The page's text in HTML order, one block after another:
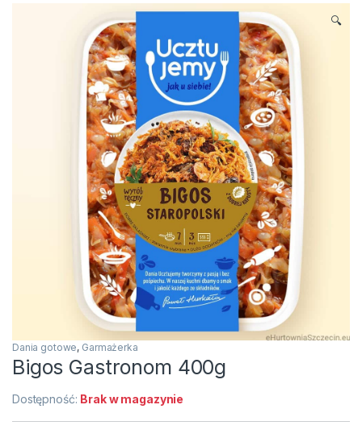
🔍
Dania gotowe, Garmażerka
Bigos Gastronom 400g
Dostępność: Brak w magazynie